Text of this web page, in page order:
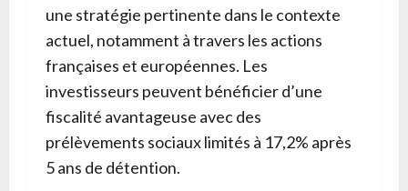
une stratégie pertinente dans le contexte
actuel, notamment à travers les actions
françaises et européennes. Les
investisseurs peuvent bénéficier d’une
fiscalité avantageuse avec des
prélèvements sociaux limités à 17,2% après
5 ans de détention.